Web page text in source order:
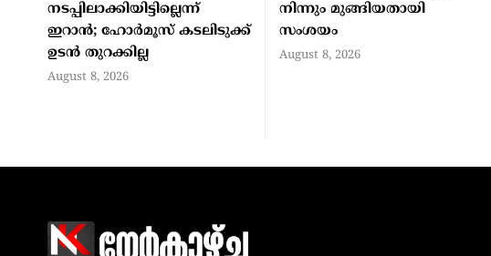
നടപ്പിലാക്കിയിട്ടില്ലെന്ന്
ഇറാൻ; ഹോർമൂസ് കടലിടുക്ക്
ഉടൻ തുറക്കില്ല
August 8, 2026
നിന്നും മുങ്ങിയതായി
സംശയം
August 8, 2026